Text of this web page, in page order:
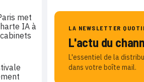
LA NEWSLETTER
L'actu du
L'essentiel de la
dans votre boîte mail.
met
IA à